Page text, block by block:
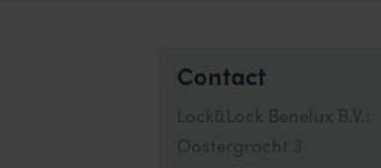
Contact